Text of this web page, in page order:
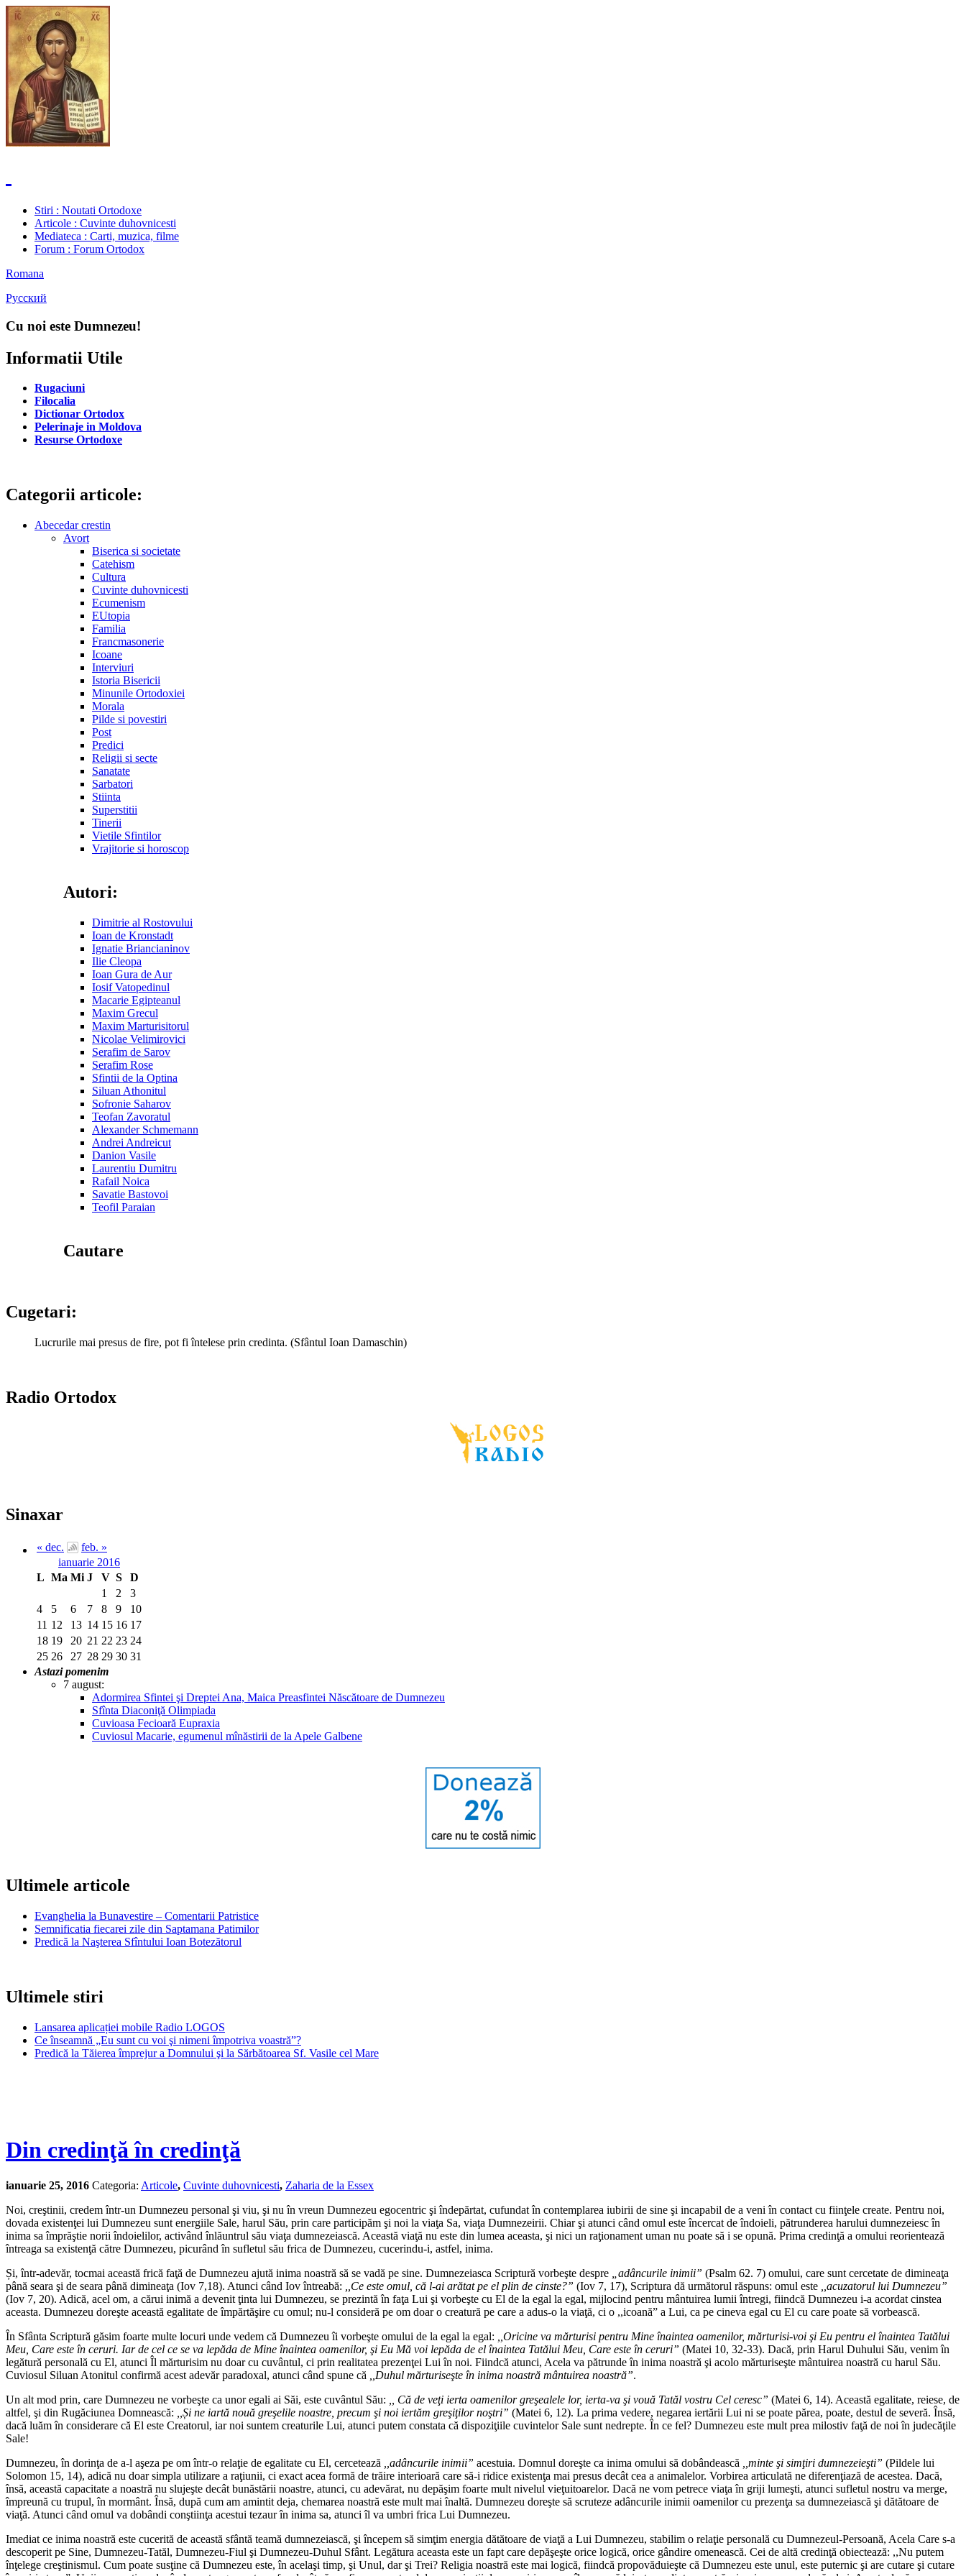
Stiri : Noutati Ortodoxe
Articole : Cuvinte duhovnicesti
Mediateca : Carti, muzica, filme
Forum : Forum Ortodox
Romana
Русский
Cu noi este Dumnezeu!
Informatii Utile
Rugaciuni
Filocalia
Dictionar Ortodox
Pelerinaje in Moldova
Resurse Ortodoxe
Categorii articole:
Abecedar crestin
Avort
Biserica si societate
Catehism
Cultura
Cuvinte duhovnicesti
Ecumenism
EUtopia
Familia
Francmasonerie
Icoane
Interviuri
Istoria Bisericii
Minunile Ortodoxiei
Morala
Pilde si povestiri
Post
Predici
Religii si secte
Sanatate
Sarbatori
Stiinta
Superstitii
Tinerii
Vietile Sfintilor
Vrajitorie si horoscop
Autori:
Dimitrie al Rostovului
Ioan de Kronstadt
Ignatie Briancianinov
Ilie Cleopa
Ioan Gura de Aur
Iosif Vatopedinul
Macarie Egipteanul
Maxim Grecul
Maxim Marturisitorul
Nicolae Velimirovici
Serafim de Sarov
Serafim Rose
Sfintii de la Optina
Siluan Athonitul
Sofronie Saharov
Teofan Zavoratul
Alexander Schmemann
Andrei Andreicut
Danion Vasile
Laurentiu Dumitru
Rafail Noica
Savatie Bastovoi
Teofil Paraian
Cautare
Cugetari:
Lucrurile mai presus de fire, pot fi întelese prin credinta. (Sfântul Ioan Damaschin)
Radio Ortodox
Sinaxar
« dec.
feb. »
ianuarie 2016
L Ma Mi J V S
D
1
2
3
4
5 6 7 8 9
10
11 12 13 14 15 16 17
18 19 20 21 22 23 24
25 26 27 28 29 30 31
Astazi pomenim
7 august:
Adormirea Sfintei şi Dreptei Ana, Maica Preasfintei Născătoare de Dumnezeu
Sfînta Diaconiţă Olimpiada
Cuvioasa Fecioară Eupraxia
Cuviosul Macarie, egumenul mînăstirii de la Apele Galbene
Ultimele articole
Evanghelia la Bunavestire – Comentarii Patristice
Semnificatia fiecarei zile din Saptamana Patimilor
Predică la Naşterea Sfîntului Ioan Botezătorul
Ultimele stiri
Lansarea aplicației mobile Radio LOGOS
Ce înseamnă „Eu sunt cu voi şi nimeni împotriva voastră”?
Predică la Tăierea împrejur a Domnului şi la Sărbătoarea Sf. Vasile cel Mare
Din credinţă în credinţă
ianuarie 25, 2016 Categoria: Articole, Cuvinte duhovnicesti, Zaharia de la Essex
Noi, creştinii, credem într-un Dumnezeu personal şi viu, şi nu în vreun Dumnezeu egocentric şi îndepărtat, cufundat în contemplarea iubirii de sine şi incapabil de a veni în contact cu fiinţele create. Pentru noi,
dovada existenţei lui Dumnezeu sunt energiile Sale, harul Său, prin care participăm şi noi la viaţa Sa, viaţa Dumnezeirii. Chiar şi atunci când omul este încercat de îndoieli, pătrunderea harului dumnezeiesc în
inima sa împrăştie norii îndoielilor, activând înlăuntrul său viaţa dumnezeiască. Această viaţă nu este din lumea aceasta, şi nici un raţionament uman nu poate să i se opună. Prima credinţă a omului reorientează
întreaga sa existenţă către Dumnezeu, picurând în sufletul său frica de Dumnezeu, cucerindu-i, astfel, inima.
Și, într-adevăr, tocmai această frică faţă de Dumnezeu ajută inima noastră să se vadă pe sine. Dumnezeiasca Scriptură vorbeşte despre
„adâncurile inimii” (Psalm 62. 7) omului, care sunt cercetate de dimineaţa
până seara şi de seara până dimineaţa (Iov 7,18). Atunci când Iov întreabă:
,,Ce este omul, că l-ai arătat pe el plin de cinste?” (Iov 7, 17), Scriptura dă următorul răspuns: omul este
,,acuzatorul lui Dumnezeu”
(Iov 7, 20). Adică, acel om, a cărui inimă a devenit ţinta lui Dumnezeu, se prezintă în faţa Lui şi vorbeşte cu El de la egal la egal, mijlocind pentru mântuirea lumii întregi, fiindcă Dumnezeu i-a acordat cinstea
aceasta. Dumnezeu doreşte această egalitate de împărtăşire cu omul; nu-l consideră pe om doar o creatură pe care a adus-o la viaţă, ci o ,,icoană” a Lui, ca pe cineva egal cu El cu care poate să vorbească.
În Sfânta Scriptură găsim foarte multe locuri unde vedem că Dumnezeu îi vorbeşte omului de la egal la egal:
,,Oricine va mărturisi pentru Mine înaintea oamenilor, mărturisi-voi şi Eu pentru el înaintea Tatălui
Meu, Care este în ceruri. Iar de cel ce se va lepăda de Mine înaintea oamenilor, şi Eu Mă voi lepăda de el înaintea Tatălui Meu, Care este în ceruri” (Matei 10, 32-33). Dacă, prin Harul Duhului Său, venim în
legătură personală cu El, atunci Îl mărturisim nu doar cu cuvântul, ci prin realitatea prezenţei Lui în noi. Fiindcă atunci, Acela va pătrunde în inima noastră şi acolo mărturiseşte mântuirea noastră cu harul Său.
Cuviosul Siluan Atonitul confirmă acest adevăr paradoxal, atunci când spune că
,,Duhul mărturiseşte în inima noastră mântuirea noastră”.
Un alt mod prin, care Dumnezeu ne vorbeşte ca unor egali ai Săi, este cuvântul Său:
,, Că de veţi ierta oamenilor greşealele lor, ierta-va şi vouă Tatăl vostru Cel ceresc” (Matei 6, 14). Această egalitate, reiese, de
altfel, şi din Rugăciunea Domnească:
,,Și ne iartă nouă greşelile noastre, precum şi noi iertăm greşiţilor noştri” (Matei 6, 12). La prima vedere, negarea iertării Lui ni se poate părea, poate, destul de severă. Însă,
dacă luăm în considerare că El este Creatorul, iar noi suntem creaturile Lui, atunci putem constata că dispoziţiile cuvintelor Sale sunt nedrepte. În ce fel? Dumnezeu este mult prea milostiv faţă de noi în judecăţile
Sale!
Dumnezeu, în dorinţa de a-l aşeza pe om într-o relaţie de egalitate cu El, cercetează
,,adâncurile inimii” acestuia. Domnul doreşte ca inima omului să dobândească ,,minte şi simţiri dumnezeieşti” (Pildele lui
Solomon 15, 14), adică nu doar simpla utilizare a raţiunii, ci exact acea formă de trăire interioară care să-i ridice existenţa mai presus decât cea a animalelor. Vorbirea articulată ne diferenţiază de acestea. Dacă,
însă, această capacitate a noastră nu slujeşte decât bunăstării noastre, atunci, cu adevărat, nu depăşim foarte mult nivelul vieţuitoarelor. Dacă ne vom petrece viaţa în griji lumeşti, atunci sufletul nostru va merge,
împreună cu trupul, în mormânt. Însă, după cum am amintit deja, chemarea noastră este mult mai înaltă. Dumnezeu doreşte să scruteze adâncurile inimii oamenilor cu prezenţa sa dumnezeiască şi dătătoare de
viaţă. Atunci când omul va dobândi conştiinţa acestui tezaur în inima sa, atunci îl va umbri frica Lui Dumnezeu.
Imediat ce inima noastră este cucerită de această sfântă teamă dumnezeiască, şi începem să simţim energia dătătoare de viaţă a Lui Dumnezeu, stabilim o relaţie personală cu Dumnezeul-Persoană, Acela Care s-a
descoperit pe Sine, Dumnezeu-Tatăl, Dumnezeu-Fiul şi Dumnezeu-Duhul Sfânt. Legătura aceasta este un fapt care depăşeşte orice logică, orice gândire omenească. Cei de altă credinţă obiectează: ,,Nu putem
înţelege creştinismul. Cum poate susţine că Dumnezeu este, în acelaşi timp, şi Unul, dar şi Trei? Religia noastră este mai logică, fiindcă propovăduieşte că Dumnezeu este unul, este puternic şi are cutare şi cutare